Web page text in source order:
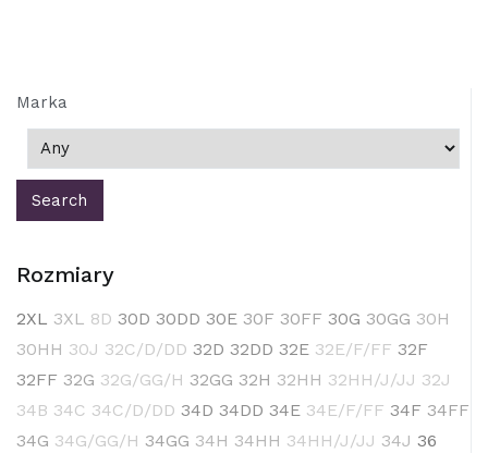
Marka
Rozmiary
2XL 3XL 8D 30D 30DD 30E 30F 30FF 30G 30GG 30H
30HH 30J 32C/D/DD 32D 32DD 32E 32E/F/FF 32F
32FF 32G 32G/GG/H 32GG 32H 32HH 32HH/J/JJ 32J
34B 34C 34C/D/DD 34D 34DD 34E 34E/F/FF 34F 34FF
34G 34G/GG/H 34GG 34H 34HH 34HH/J/JJ 34J 36